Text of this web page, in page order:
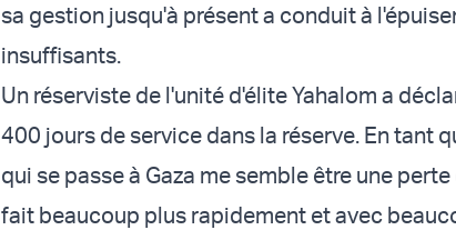
sa gestion jusqu'à présent a conduit à
insuffisants.
Un réserviste de l'unité d'élite Yahalom a
400 jours de service dans la réserve. En tant
qui se passe à Gaza me semble être une
fait beaucoup plus rapidement et avec